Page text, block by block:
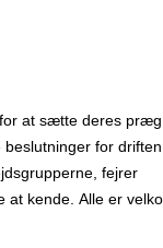
at sætte deres
for
fejrer
kende. Alle er